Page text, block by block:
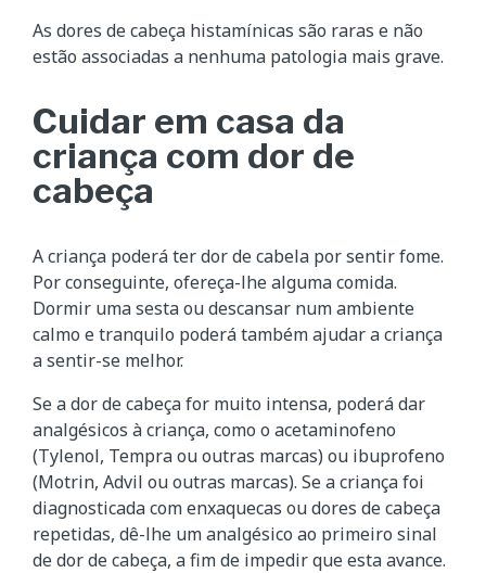
As dores de cabeça histamínicas são raras e não
estão associadas a nenhuma patologia mais grave.
Cuidar em casa da
criança com dor de
cabeça
A criança poderá ter dor de cabela por sentir fome.
Por conseguinte, ofereça-lhe alguma comida.
Dormir uma sesta ou descansar num ambiente
calmo e tranquilo poderá também ajudar a criança
a sentir-se melhor.
Se a dor de cabeça for muito intensa, poderá dar
analgésicos à criança, como o acetaminofeno
(Tylenol, Tempra ou outras marcas) ou ibuprofeno
(Motrin, Advil ou outras marcas). Se a criança foi
diagnosticada com enxaquecas ou dores de cabeça
repetidas, dê-lhe um analgésico ao primeiro sinal
de dor de cabeça, a fim de impedir que esta avance.